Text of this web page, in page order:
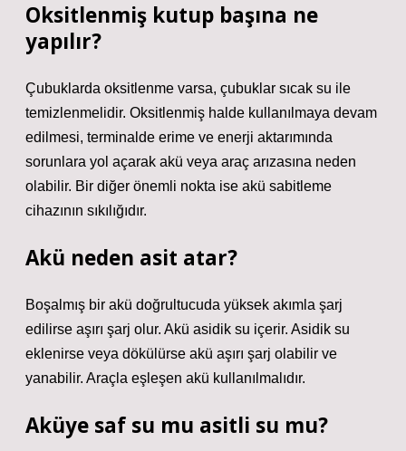
Oksitlenmiş kutup başına ne
yapılır?
Çubuklarda oksitlenme varsa, çubuklar sıcak su ile
temizlenmelidir. Oksitlenmiş halde kullanılmaya devam
edilmesi, terminalde erime ve enerji aktarımında
sorunlara yol açarak akü veya araç arızasına neden
olabilir. Bir diğer önemli nokta ise akü sabitleme
cihazının sıkılığıdır.
Akü neden asit atar?
Boşalmış bir akü doğrultucuda yüksek akımla şarj
edilirse aşırı şarj olur. Akü asidik su içerir. Asidik su
eklenirse veya dökülürse akü aşırı şarj olabilir ve
yanabilir. Araçla eşleşen akü kullanılmalıdır.
Aküye saf su mu asitli su mu?